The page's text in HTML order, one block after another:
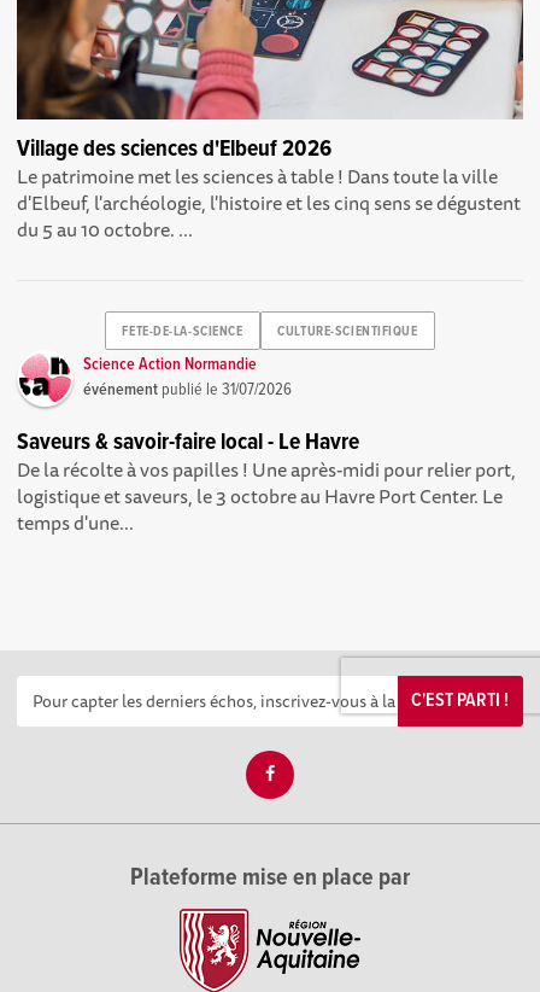
Village des sciences d'Elbeuf 2026
Le patrimoine met les sciences à table ! Dans toute la ville
d'Elbeuf, l'archéologie, l'histoire et les cinq sens se dégustent
du 5 au 10 octobre. ...
FETE-DE-LA-SCIENCE CULTURE-SCIENTIFIQUE
Science Action Normandie
événement publié le31/07/2026
Saveurs & savoir-faire local - Le Havre
De la récolte à vos papilles ! Une après-midi pour relier port,
logistique et saveurs, le 3 octobre au Havre Port Center. Le
temps d'une...
C'EST PARTI !
Plateforme mise en place par